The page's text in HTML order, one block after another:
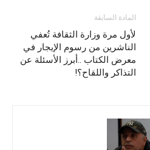
المادة السابقة
لأول مرة وزارة الثقافة تُعفي
الناشرين من رسوم الإيجار في
معرض الكتاب ..أبرز الأسئلة عن
التذاكر واللقاح؟!